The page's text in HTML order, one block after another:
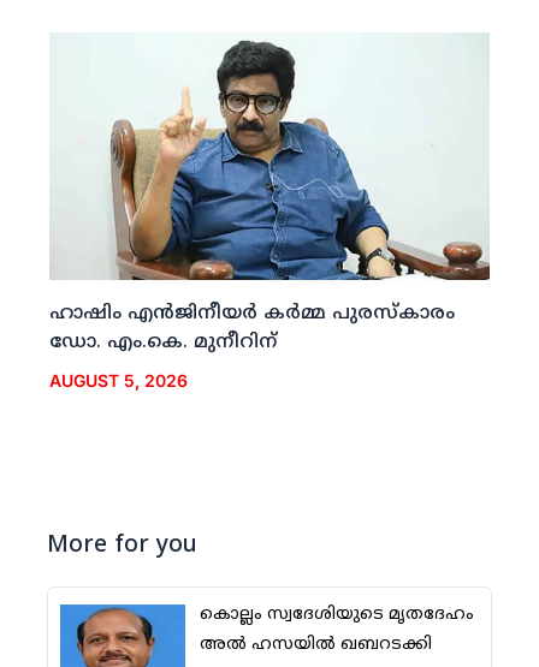
ഹാഷിം എന്‍ജിനീയര്‍ കര്‍മ്മ പുരസ്‌കാരം
ഡോ. എം.കെ. മുനീറിന്
AUGUST 5, 2026
More for you
കൊല്ലം സ്വദേശിയുടെ മൃതദേഹം
അല്‍ ഹസയില്‍ ഖബറടക്കി